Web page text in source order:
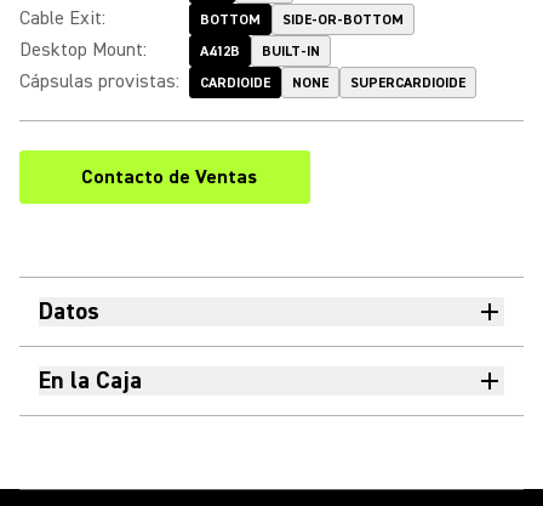
Cable Exit: BOTTOM SIDE-OR-BOTTOM
Desktop Mount: A412B BUILT-IN
Cápsulas provistas: CARDIOIDE NONE SUPERCARDIOIDE
Contacto de Ventas
Datos
En la Caja